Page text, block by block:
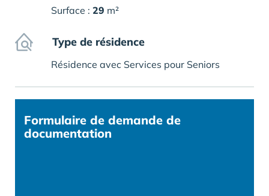
Surface : 29 m²
Type de résidence
Résidence avec Services pour Seniors
Formulaire de demande de
documentation